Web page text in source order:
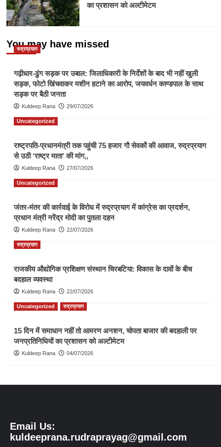
का प्रशासन को अल्टीमेटम
You may have missed
रुद्रप्रयाग
गढ़ीधार-ढुंग सड़क पर उबाल: जिलाधिकारी के निर्देशों के बाद भी नहीं खुली
सड़क, फोटो खिंचवाकर मशीन हटाने का आरोप, जयवर्धन काण्डपाल के साथ
सड़क पर बैठी जनता
Kuldeep Rana 29/07/2026
Uncategorized
राष्ट्रपति-प्रधानमंत्री तक पहुंची 75 हजार गौ सेवकों की आवाज, रुद्रप्रयाग
से उठी ‘राष्ट्र माता’ की मांग,,
Kuldeep Rana 27/07/2026
Uncategorized
जंतर-मंतर की कार्रवाई के विरोध में रुद्रप्रयाग में कांग्रेस का प्रदर्शन,
प्रधान मंत्री नरेंद्र मोदी का पुतला दहन
Kuldeep Rana 22/07/2026
रुद्रप्रयाग
राजकीय औद्योगिक प्रशिक्षण संस्थान चिरबटिया: विकास के दावों के बीच
बदहाल व्यवस्था
Kuldeep Rana 22/07/2026
Uncategorized रुद्रप्रयाग
15 दिन में समाधान नहीं तो आमरण अनशन, चोपता बाजार की बदहाली पर
जनप्रतिनिधियों का प्रशासन को अल्टीमेटम
Kuldeep Rana 04/07/2026
Email Us:
kuldeeprana.rudraprayag@gmail.com